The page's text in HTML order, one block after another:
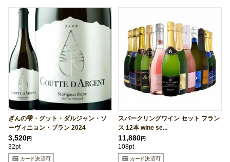
ぎんの雫・グット・ダルジャン・ソ
ーヴィニョン・ブラン 2024
3,520円
32pt
スパークリングワイン セット フラン
ス 12本 wine se...
11,880円
108pt